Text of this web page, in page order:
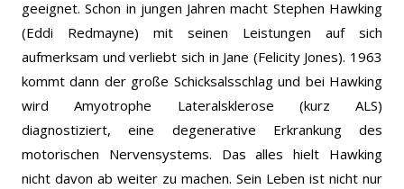
geeignet. Schon in jungen Jahren macht Stephen Hawking
(Eddi Redmayne) mit seinen Leistungen auf sich
aufmerksam und verliebt sich in Jane (Felicity Jones). 1963
kommt dann der große Schicksalsschlag und bei Hawking
wird Amyotrophe Lateralsklerose (kurz ALS)
diagnostiziert, eine degenerative Erkrankung des
motorischen Nervensystems. Das alles hielt Hawking
nicht davon ab weiter zu machen. Sein Leben ist nicht nur